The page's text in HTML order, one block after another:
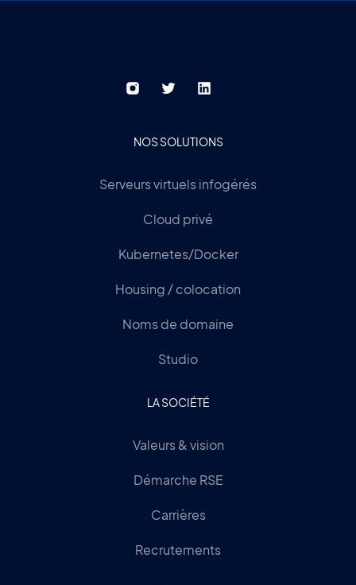
NOS SOLUTIONS
Serveurs virtuels infogérés
Cloud privé
Kubernetes/Docker
Housing / colocation
Noms de domaine
Studio
LA SOCIÉTÉ
Valeurs & vision
Démarche RSE
Carrières
Recrutements